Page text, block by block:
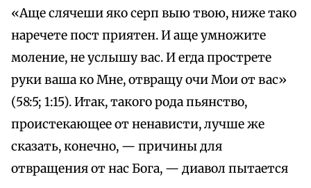
«Аще слячеши яко серп выю твою, ниже тако
наречете пост приятен. И аще умножите
моление, не услышу вас. И егда прострете
руки ваша ко Мне, отвращу очи Мои от вас»
(58:5; 1:15). Итак, такого рода пьянство,
проистекающее от ненависти, лучше же
сказать, конечно, — причины для
отвращения от нас Бога, — диавол пытается